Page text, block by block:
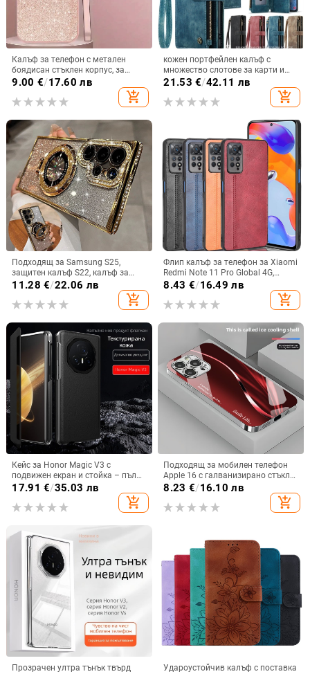
Калъф за телефон с метален
боядисан стъклен корпус, за
iPhone 11–14 Pro Max,
9.00 €/17.60 лв
add_shopping_cart
кожен портфейлен калъф с
множество слотове за карти и
цип за iPhone 11–17 Pro Max, XR,
21.53 €/42.11 лв
add_shopping_cart
Подходящ за Samsung S25,
защитен калъф S22, калъф за
мобилен телефон Edge Drill, S24,
прозрачен магнитен държач със
стрази A56, брокат против
11.28 €/22.06 лв
add_shopping_cart
Флип калъф за телефон за Xiaomi
Redmi Note 11 Pro Global 4G,
имитационна кожа, бизнес стил
8.43 €/16.49 лв
add_shopping_cart
Кейс за Honor Magic V3 с
подвижен екран и стойка – пълна
защита, удароустойчив, против
имитационна кожа, прецизна
17.91 €/35.03 лв
add_shopping_cart
Подходящ за мобилен телефон
Apple 16 с галванизирано стъкло
и ослепителна течаща светлина,
семпъл iPhone 17 Pro, модерен и
лек луксозен 14 Plus.
8.23 €/16.10 лв
add_shopping_cart
Прозрачен ултра тънък твърд
Удароустойчив калъф с поставка